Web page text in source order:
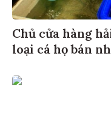
Chủ cửa hàng
loại cá họ bán